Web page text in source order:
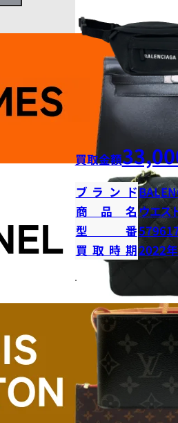
買取金額
ブランド
商品名ウエス
型番
買取時期2022